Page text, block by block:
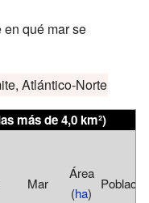
qué mar se
Atlántico-Norte
más de 4,0 km²)
Mar
Área
(ha)